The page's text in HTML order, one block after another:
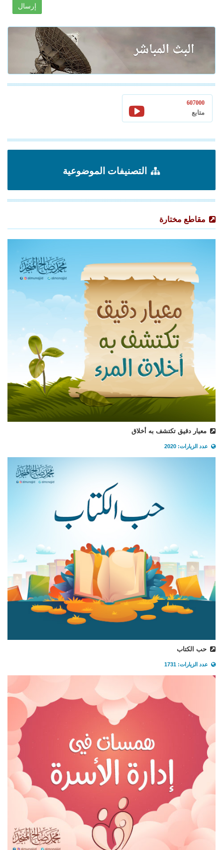
إرسال
607000
متابع
التصنيفات الموضوعية
مقاطع مختارة
معيار دقيق تكتشف به أخلاق
عدد الزيارات: 2020
حب الكتاب
عدد الزيارات: 1731